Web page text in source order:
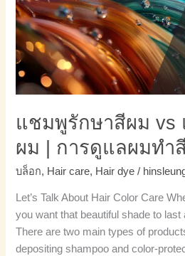
แชมพูรักษาสีผม vs
ผม | การดูแลผมทำ
บล็อก, Hair care, Hair dye /
Let’s Talk About Hair Color Care
you want that beautiful shade to last
There are two main types of
depositing shampoo and color-
แชมพู
ปกป้อง
สีผม
|
การ
ดูแล
ทำสี